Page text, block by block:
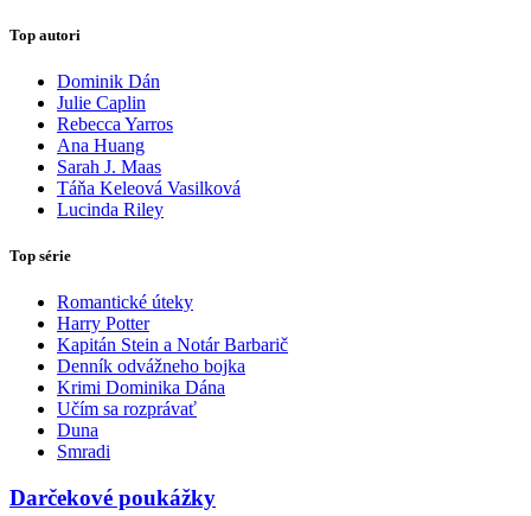
Top autori
Dominik Dán
Julie Caplin
Rebecca Yarros
Ana Huang
Sarah J. Maas
Táňa Keleová Vasilková
Lucinda Riley
Top série
Romantické úteky
Harry Potter
Kapitán Stein a Notár Barbarič
Denník odvážneho bojka
Krimi Dominika Dána
Učím sa rozprávať
Duna
Smradi
Darčekové poukážky